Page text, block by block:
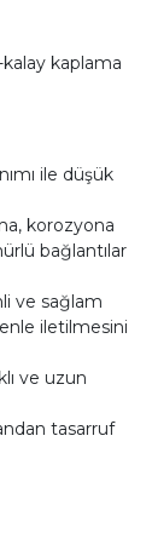
kaplama
ile düşük
korozyona
bağlantılar
ve sağlam
iletilmesini
ve uzun
tasarruf